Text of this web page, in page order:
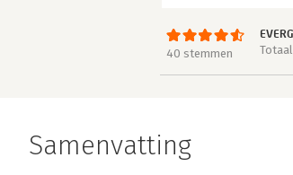
40 stemmen
Samenvatting